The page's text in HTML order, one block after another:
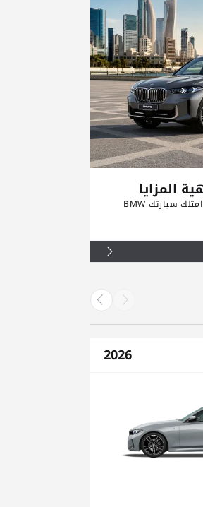
المزايا
فخامة القيادة ورفاهية المزايا..امتلك سيارتك BMW
2026